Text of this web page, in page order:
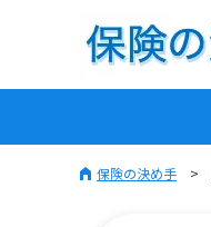
保険の決め手